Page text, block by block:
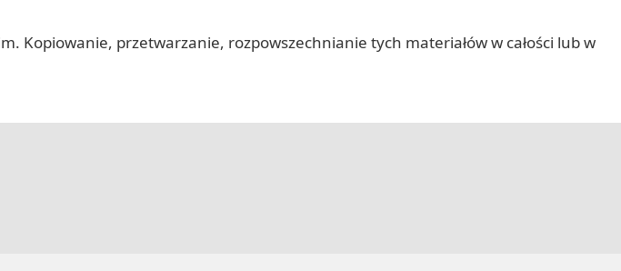
Kopiowanie, przetwarzanie, rozpowszechnianie tych materiałów w całości lub w